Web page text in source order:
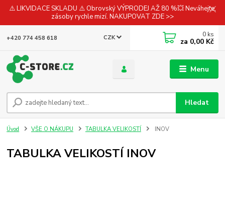
⚠️ LIKVIDACE SKLADU ⚠️ Obrovský VÝPRODEJ AŽ 80 %💥 Neváhejte,
zásoby rychle mizí. NAKUPOVAT ZDE >>
Menu
CZK
Hledat
+420 774 458 618 0 ks
za 0,00 Kč
Úvod VŠE O NÁKUPU TABULKA VELIKOSTÍ INOV
TABULKA VELIKOSTÍ INOV